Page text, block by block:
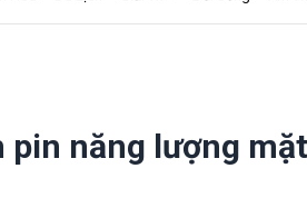
pin năng lượng